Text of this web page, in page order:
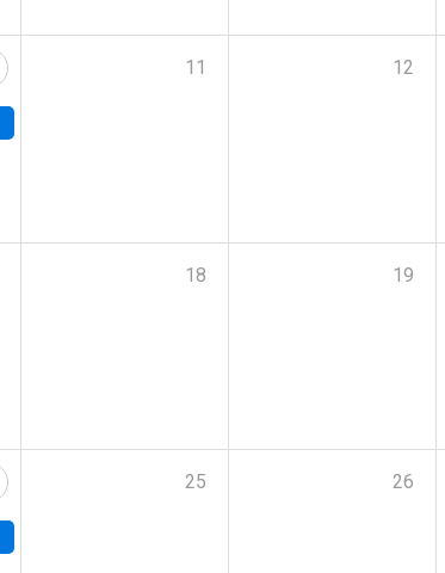
11 12
18 19
25 26